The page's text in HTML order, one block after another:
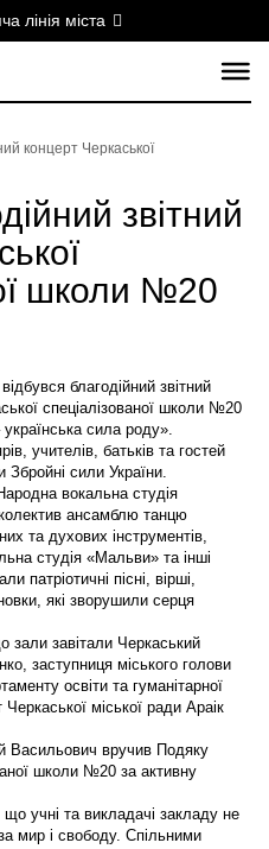
лінія міста
концерт Черкаської
звітний
школи №20
благодійний звітний
спеціалізованої школи №20
сила роду».
учителів, батьків та гостей
Збройні сили України.
вокальна студія
ансамблю танцю
та духових інструментів,
студія «Мальви» та інші
патріотичні пісні, вірші,
які зворушили серця
зали завітали Черкаський
, заступниця міського голови
освіти та гуманітарної
Черкаської міської ради Араік
Васильович вручив Подяку
школи №20 за активну
що учні та викладачі закладу не
мир і свободу. Спільними